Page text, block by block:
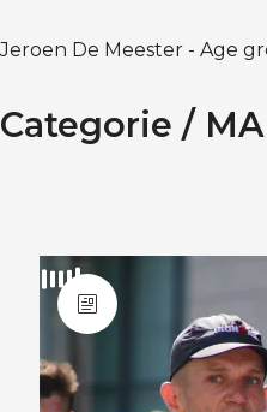
Jeroen De Meester - Age
Categorie /